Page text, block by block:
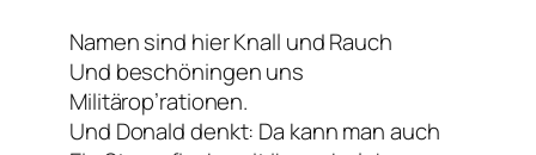
Namen sind hier Knall und Rauch
Und beschöningen uns
Militärop’rationen.
Und Donald denkt: Da kann man auch